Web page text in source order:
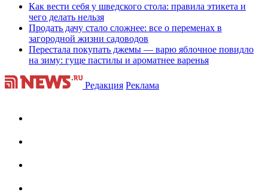
Как вести себя у шведского стола: правила этикета и
чего делать нельзя
Продать дачу стало сложнее: все о переменах в
загородной жизни садоводов
Перестала покупать джемы — варю яблочное повидло
на зиму: гуще пастилы и ароматнее варенья
Редакция Реклама